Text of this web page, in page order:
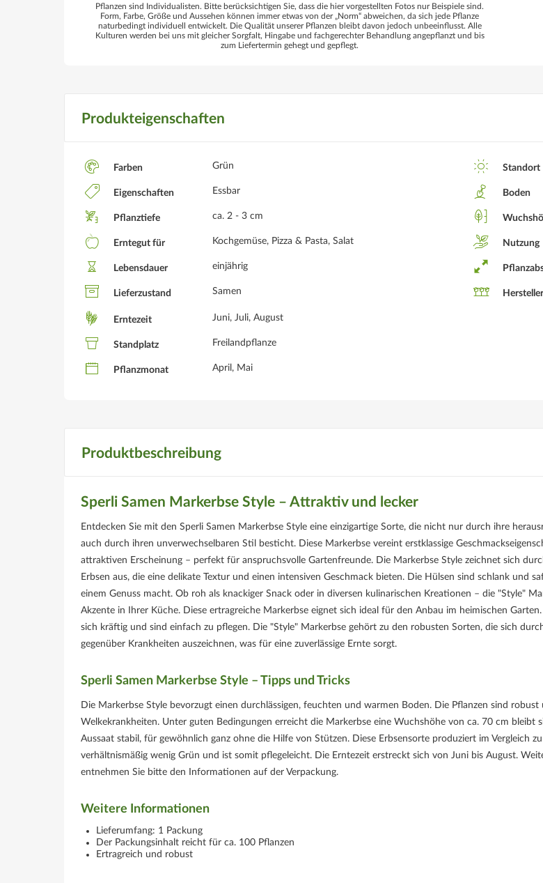
Pflanzen sind Individualisten. Bitte berücksichtigen Sie, dass die hier vorgestellten Fotos nur Beispiele sind.
Form, Farbe, Größe und Aussehen können immer etwas von der „Norm“ abweichen, da sich jede Pflanze
naturbedingt individuell entwickelt. Die Qualität unserer Pflanzen bleibt davon jedoch unbeeinflusst. Alle
Kulturen werden bei uns mit gleicher Sorgfalt, Hingabe und fachgerechter Behandlung angepflanzt und bis
zum Liefertermin gehegt und gepflegt.
Produkteigenschaften
Farben Grün Standort
Eigenschaften Essbar Boden
Pflanztiefe ca. 2 - 3 cm
Erntegut für Kochgemüse, Pizza & Pasta, Salat Nutzung
Lebensdauer einjährig
Lieferzustand Samen Hersteller
Erntezeit Juni, Juli, August
Standplatz Freilandpflanze
Pflanzmonat April, Mai
Produktbeschreibung
Sperli Samen Markerbse Style – Attraktiv und lecker
Entdecken Sie mit den Sperli Samen Markerbse Style eine einzigartige Sorte, die nicht nur durch ihre
auch durch ihren unverwechselbaren Stil besticht. Diese Markerbse vereint erstklassige
attraktiven Erscheinung – perfekt für anspruchsvolle Gartenfreunde. Die Markerbse Style zeichnet sich
Erbsen aus, die eine delikate Textur und einen intensiven Geschmack bieten. Die Hülsen sind schlank und
einem Genuss macht. Ob roh als knackiger Snack oder in diversen kulinarischen Kreationen – die "Style"
Akzente in Ihrer Küche. Diese ertragreiche Markerbse eignet sich ideal für den Anbau im heimischen
sich kräftig und sind einfach zu pflegen. Die "Style" Markerbse gehört zu den robusten Sorten, die sich
gegenüber Krankheiten auszeichnen, was für eine zuverlässige Ernte sorgt.
Sperli Samen Markerbse Style – Tipps und Tricks
Die Markerbse Style bevorzugt einen durchlässigen, feuchten und warmen Boden. Die Pflanzen sind robust
Welkekrankheiten. Unter guten Bedingungen erreicht die Markerbse eine Wuchshöhe von ca. 70 cm bleibt
Aussaat stabil, für gewöhnlich ganz ohne die Hilfe von Stützen. Diese Erbsensorte produziert im Vergleich
verhältnismäßig wenig Grün und ist somit pflegeleicht. Die Erntezeit erstreckt sich von Juni bis August.
entnehmen Sie bitte den Informationen auf der Verpackung.
Weitere Informationen
Lieferumfang: 1 Packung
Der Packungsinhalt reicht für ca. 100 Pflanzen
Ertragreich und robust